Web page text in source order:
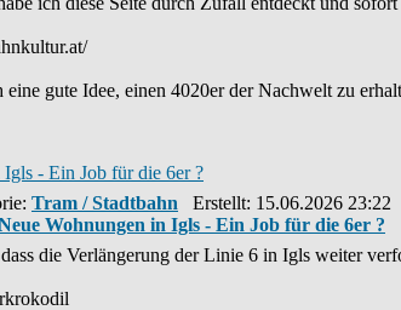
eine gute Idee, einen 4020er der Nachwelt zu
- Ein Job für die 6er ?
Tram / Stadtbahn Erstellt: 15.06.2026 23:22
Wohnungen in Igls - Ein Job für die 6er ?
die Verlängerung der Linie 6 in Igls weiter